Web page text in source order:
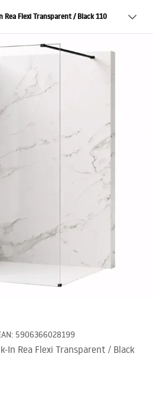
Rea Flexi Transparent / Black 110
: 5906366028199
In Rea Flexi Transparent / Black